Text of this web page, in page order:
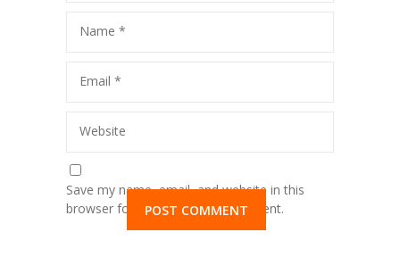
Name *
Email *
Website
Save my name, email, and website in this
browser for the next time I comment.